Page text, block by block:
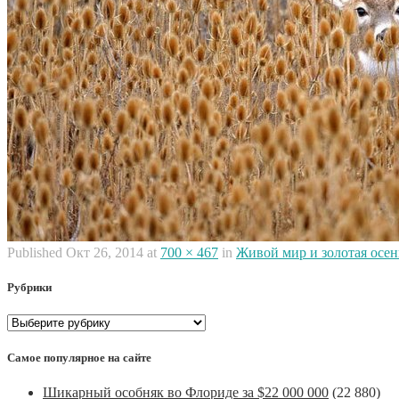
Published Окт 26, 2014 at 700 × 467 in Живой мир и золотая
Рубрики
Рубрики
Самое популярное на сайте
Шикарный особняк во Флориде за $22 000 000 (22 880)